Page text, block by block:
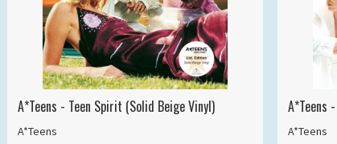
A*Teens - Teen Spirit (Solid Beige Vinyl)
A*Teens
A*Teens
A*Teens